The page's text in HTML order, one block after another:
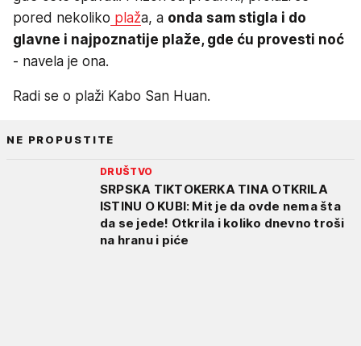
pored nekoliko plaža, a onda sam stigla i do
glavne i najpoznatije plaže, gde ću provesti noć
- navela je ona.
Radi se o plaži Kabo San Huan.
NE PROPUSTITE
DRUŠTVO
SRPSKA TIKTOKERKA TINA OTKRILA
ISTINU O KUBI: Mit je da ovde nema šta
da se jede! Otkrila i koliko dnevno troši
na hranu i piće